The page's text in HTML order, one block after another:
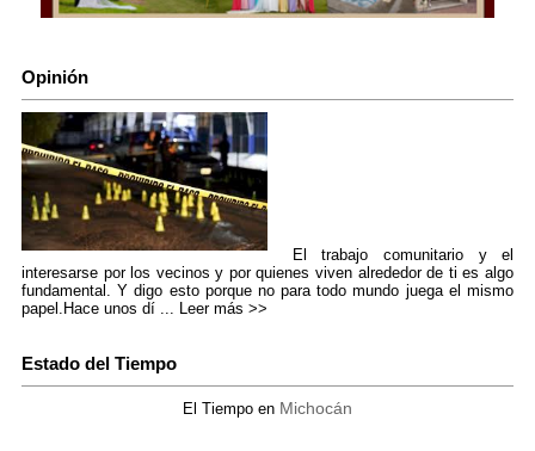
Opinión
El trabajo comunitario y el
interesarse por los vecinos y por quienes viven alrededor de ti es algo
fundamental. Y digo esto porque no para todo mundo juega el mismo
papel.Hace unos dí ... Leer más >>
Estado del Tiempo
El Tiempo en Michocán